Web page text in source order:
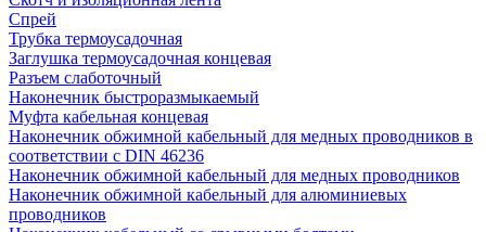
Спрей
Трубка термоусадочная
Заглушка термоусадочная концевая
Разъем слаботочный
Наконечник быстроразмыкаемый
Муфта кабельная концевая
Наконечник обжимной кабельный для медных проводников в
соответствии с DIN 46236
Наконечник обжимной кабельный для медных проводников
Наконечник обжимной кабельный для алюминиевых
проводников